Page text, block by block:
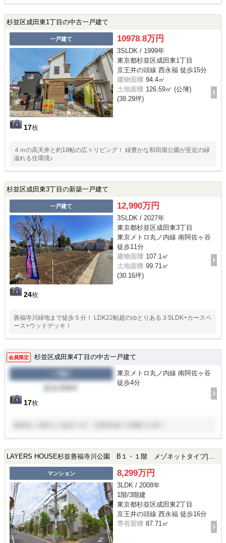
杉並区成田東1丁目の中古一戸建て
一戸建て
17枚
10978.8万円
3SLDK / 1999年
東京都杉並区成田東1丁目
京王井の頭線 西永福 徒歩15分
建物面積 94.4㎡
土地面積 126.59㎡ (公簿)
(38.29坪)
４ｍの高天井と約18帖の広々リビング！ 緑豊かな和田堀公園が至近の緑
溢れる住環境♪
杉並区成田東3丁目の新築一戸建て
一戸建て
24枚
12,990万円
3SLDK / 2027年
東京都杉並区成田東3丁目
東京メトロ丸ノ内線 南阿佐ヶ谷
徒歩11分
建物面積 107.1㎡
土地面積 99.71㎡
(30.16坪)
善福寺川緑地まで徒歩５分！ LDK22帖超のゆとりある３SLDK+カースペ
ース+ウッドデッキ！
会員限定 杉並区成田東4丁目の中古一戸建て
17枚
東京メトロ丸ノ内線 南阿佐ヶ谷
徒歩4分
マンション 8,299万円
3LDK / 2008年
1階/3階建
東京都杉並区成田東2丁目
京王井の頭線 西永福 徒歩16分
専有面積 87.71㎡